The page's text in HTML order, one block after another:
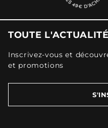
TOUTE
Inscrivez-vous et
et promotions